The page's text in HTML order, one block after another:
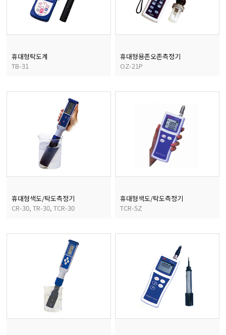
균질기/원심분리기/초
이화학기기/교반기
열화상카메라
휴대형탁도계
TB-31
휴대형용존오존측정기
OZ-21P
휴대형색도/탁도측정기
CR-30, TR-30, TCR-30
휴대형색도/탁도측정기
TCR-5Z